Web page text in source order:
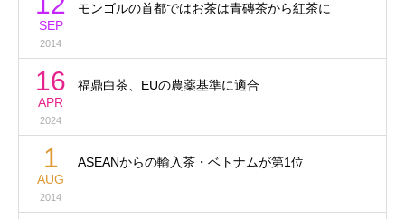
SEP
2014
モンゴルの首都ではお茶は青磚茶から紅茶に
16
APR
2024
福鼎白茶、EUの農薬基準に適合
1
AUG
2014
ASEANからの輸入茶・ベトナムが第1位